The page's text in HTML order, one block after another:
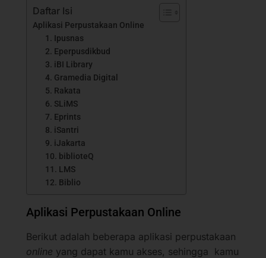
Daftar Isi
Aplikasi Perpustakaan Online
1. Ipusnas
2. Eperpusdikbud
3. iBI Library
4. Gramedia Digital
5. Rakata
6. SLiMS
7. Eprints
8. iSantri
9. iJakarta
10. biblioteQ
11. LMS
12. Biblio
Aplikasi Perpustakaan Online
Berikut adalah beberapa aplikasi perpustakaan
online yang dapat kamu akses, sehingga kamu